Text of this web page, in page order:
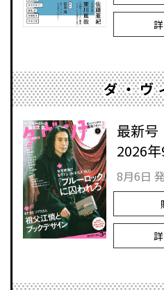
ダ・ヴ
最新号
2026
8月6日